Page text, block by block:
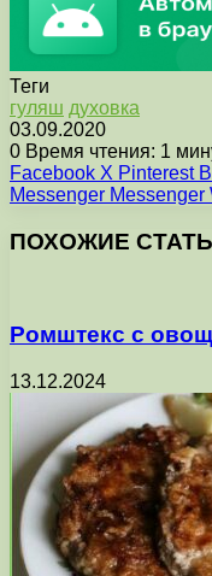
Теги
гуляш духовка
03.09.2020
0 Время чтения: 1
Facebook X Pinterest
Messenger Messenger
ПОХОЖИЕ
Ромштекс с
13.12.2024